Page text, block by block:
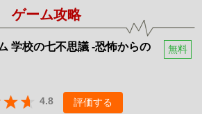
ゲーム攻略
学校の七不思議 -恐怖からの
無料
4.8 評価する